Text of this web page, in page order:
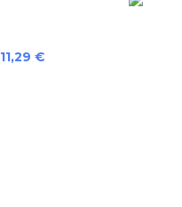
Preis
11,29 €